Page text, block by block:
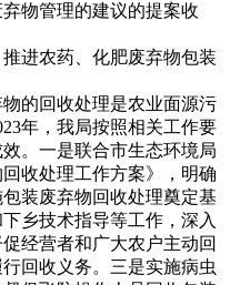
物管理的建议的提案收
进农药、化肥废弃物包装
的回收处理是农业面源污
年，我局按照相关工作要
。一是联合市生态环境局
收处理工作方案》，明确
装废弃物回收处理奠定基
乡技术指导等工作，深入
经营者和广大农户主动回
回收义务。三是实施病虫